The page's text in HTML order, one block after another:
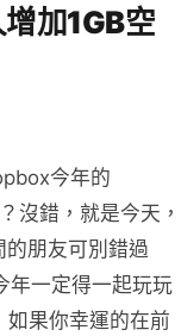
加1GB空
今年的
沒錯，就是今天，
的朋友可別錯過
年一定得一起玩玩
果你幸運的在前